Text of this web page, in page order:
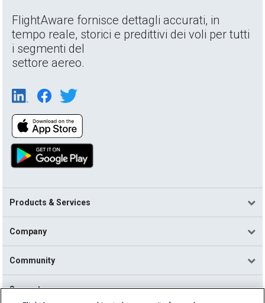
FlightAware fornisce dettagli accurati, in
tempo reale, storici e predittivi dei voli per tutti
i segmenti del
settore aereo.
Products & Services
Company
Community
Support